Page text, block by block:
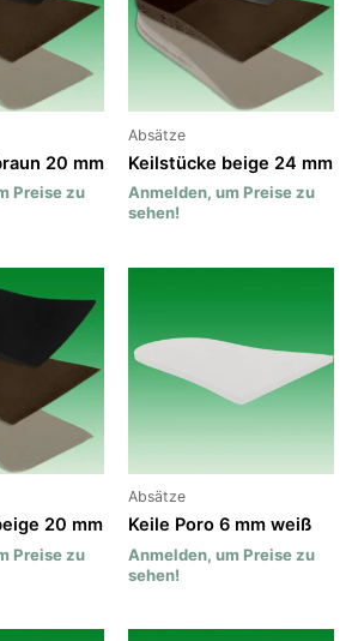
20 mm
Preise zu
Absätze
Keilstücke beige 24 mm
Anmelden, um Preise zu
sehen!
20 mm
Preise zu
Absätze
Keile Poro 6 mm weiß
Anmelden, um Preise zu
sehen!